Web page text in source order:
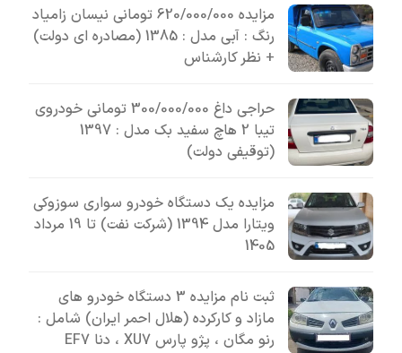
مزایده 620/000/000 تومانی نیسان زامیاد
رنگ : آبی مدل : 1385 (مصادره ای دولت)
+ نظر کارشناس
حراجی داغ 300/000/000 تومانی خودروی
تیبا 2 هاچ سفید بک مدل : 1397
(توقیفی دولت)
مزایده یک دستگاه خودرو سواری سوزوکی
ویتارا مدل 1394 (شرکت نفت) تا 19 مرداد
1405
ثبت نام مزایده 3 دستگاه خودرو های
مازاد و کارکرده (هلال احمر ایران) شامل :
رنو مگان ، پژو پارس XU7 ، دنا EF7